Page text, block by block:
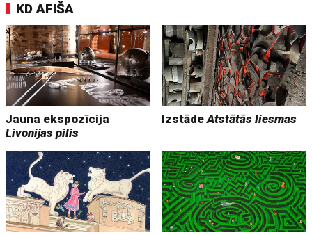
KD AFIŠA
Jauna ekspozīcija
Livonijas pilis
IzstādeAtstātās liesmas